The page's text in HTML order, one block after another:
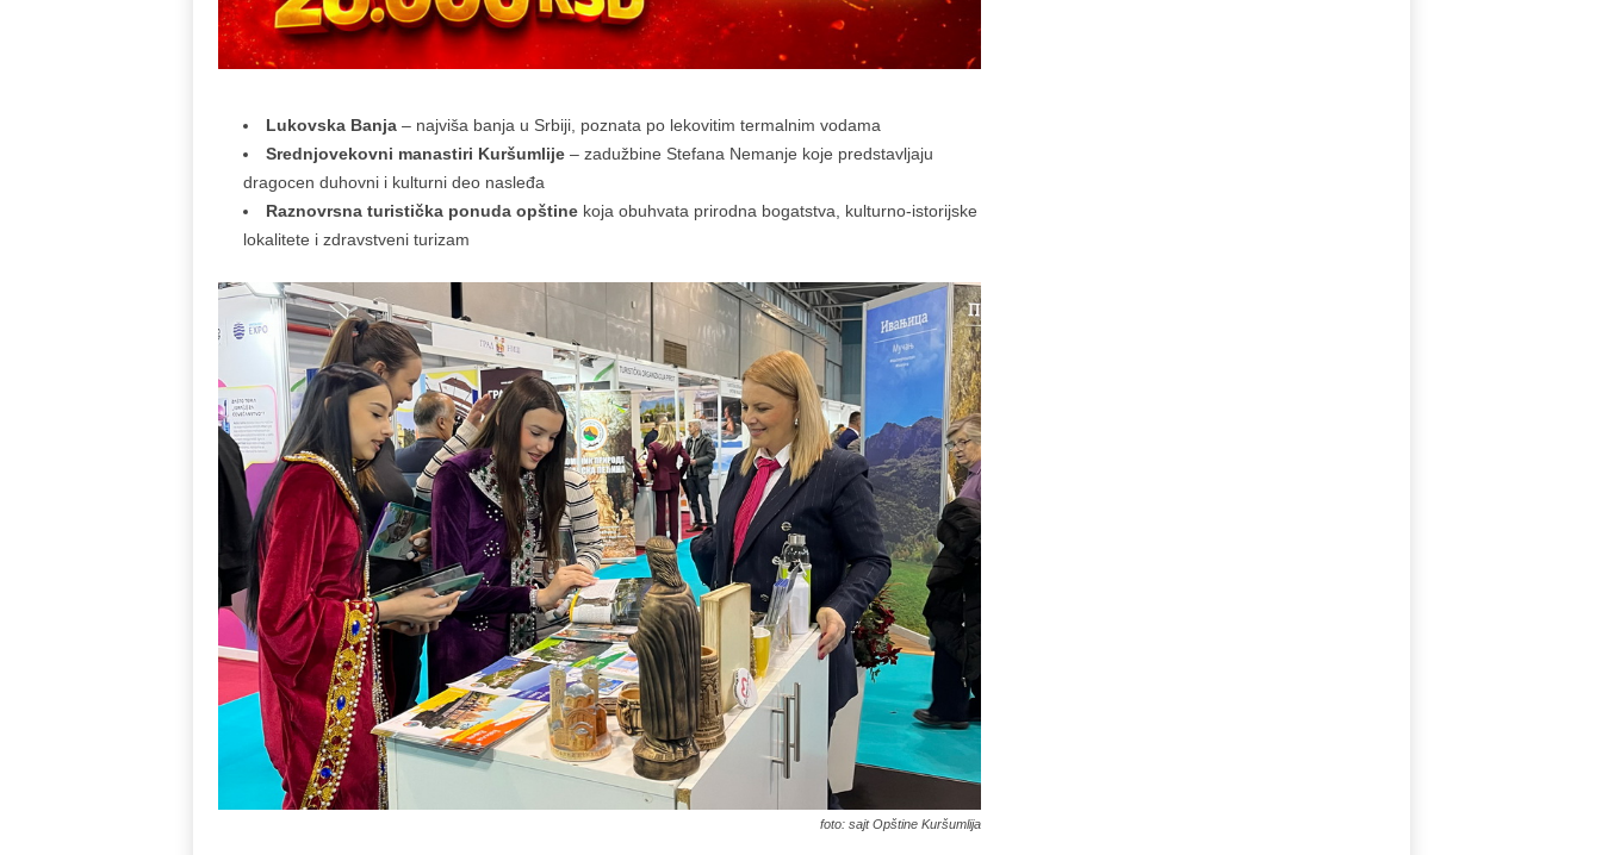
Lukovska Banja– najviša banja u Srbiji, poznata po lekovitim termalnim vodama
Srednjovekovni manastiri Kuršumlije– zadužbine Stefana Nemanje koje predstavljaju
dragocen duhovni i kulturni deo nasleđa
Raznovrsna turistička ponuda opštinekoja obuhvata prirodna bogatstva, kulturno-istorijske
lokalitete i zdravstveni turizam
foto: sajt Opštine Kuršumlija